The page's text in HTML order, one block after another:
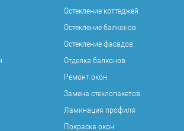
Остекление коттеджей
Остекление балконов
Остекление фасадов
Отделка балконов
Ремонт окон
Замена стеклопакетов
Ламинация профиля
Покраска окон